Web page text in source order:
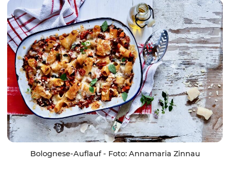
Bolognese-Auflauf - Foto: Annamaria Zinnau